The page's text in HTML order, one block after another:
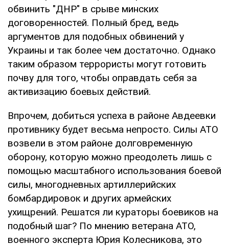
обвинить "ДНР" в срыве минских
договоренностей. Полный бред, ведь
аргументов для подобных обвинений у
Украины и так более чем достаточно. Однако
таким образом террористы могут готовить
почву для того, чтобы оправдать себя за
активизацию боевых действий.
Впрочем, добиться успеха в районе Авдеевки
противнику будет весьма непросто. Силы АТО
возвели в этом районе долговременную
оборону, которую можно преодолеть лишь с
помощью масштабного использования боевой
силы, многодневных артиллерийских
бомбардировок и других армейских
ухищрений. Решатся ли кураторы боевиков на
подобный шаг? По мнению ветерана АТО,
военного эксперта Юрия Колесникова, это